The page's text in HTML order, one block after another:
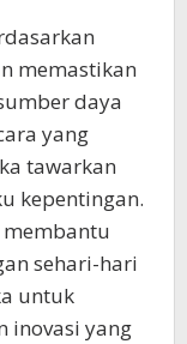
memastikan
daya
yang
tawarkan
kepentingan.
sehari-hari
untuk
inovasi yang